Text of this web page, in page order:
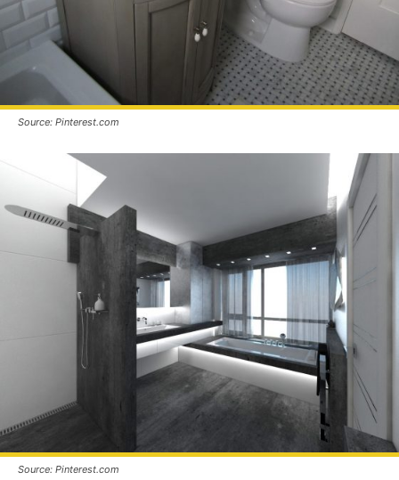
Source: Pinterest.com
Source: Pinterest.com